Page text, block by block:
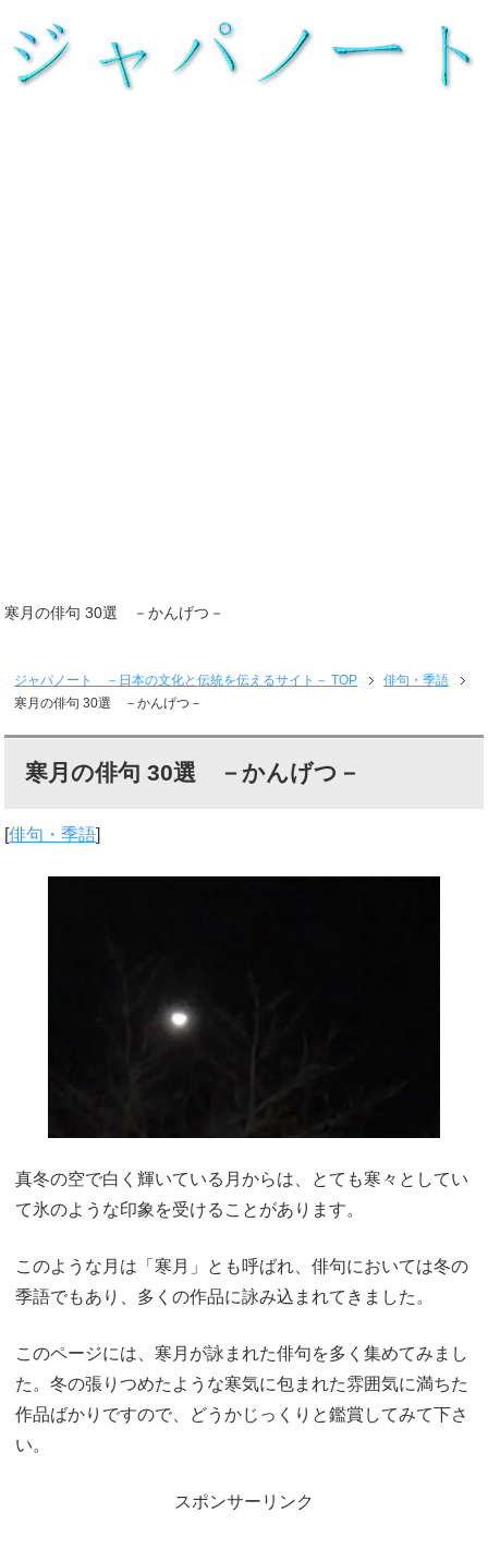
寒月の俳句 30選 －かんげつ－
ジャパノート －日本の文化と伝統を伝えるサイト－ TOP
俳句・季語
寒月の俳句 30選 －かんげつ－
寒月の俳句 30選 －かんげつ－
[俳句・季語]
真冬の空で白く輝いている月からは、とても寒々としてい
て氷のような印象を受けることがあります。
このような月は「寒月」とも呼ばれ、俳句においては冬の
季語でもあり、多くの作品に詠み込まれてきました。
このページには、寒月が詠まれた俳句を多く集めてみまし
た。冬の張りつめたような寒気に包まれた雰囲気に満ちた
作品ばかりですので、どうかじっくりと鑑賞してみて下さ
い。
スポンサーリンク